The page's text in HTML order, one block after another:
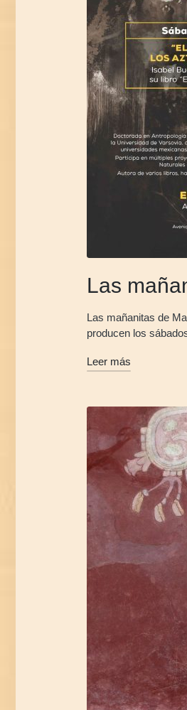
Las
Las mañanitas de
producen los
Leer más